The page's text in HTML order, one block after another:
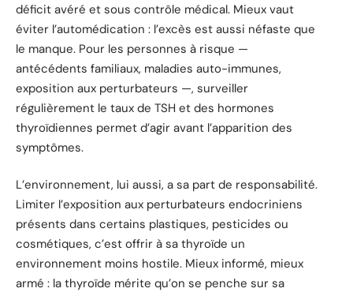
déficit avéré et sous contrôle médical. Mieux vaut
éviter l’automédication : l’excès est aussi néfaste que
le manque. Pour les personnes à risque —
antécédents familiaux, maladies auto-immunes,
exposition aux perturbateurs —, surveiller
régulièrement le taux de TSH et des hormones
thyroïdiennes permet d’agir avant l’apparition des
symptômes.
L’environnement, lui aussi, a sa part de responsabilité.
Limiter l’exposition aux perturbateurs endocriniens
présents dans certains plastiques, pesticides ou
cosmétiques, c’est offrir à sa thyroïde un
environnement moins hostile. Mieux informé, mieux
armé : la thyroïde mérite qu’on se penche sur sa